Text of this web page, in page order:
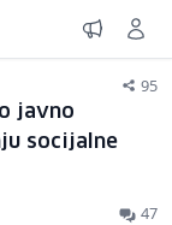
95
javno
socijalne
47